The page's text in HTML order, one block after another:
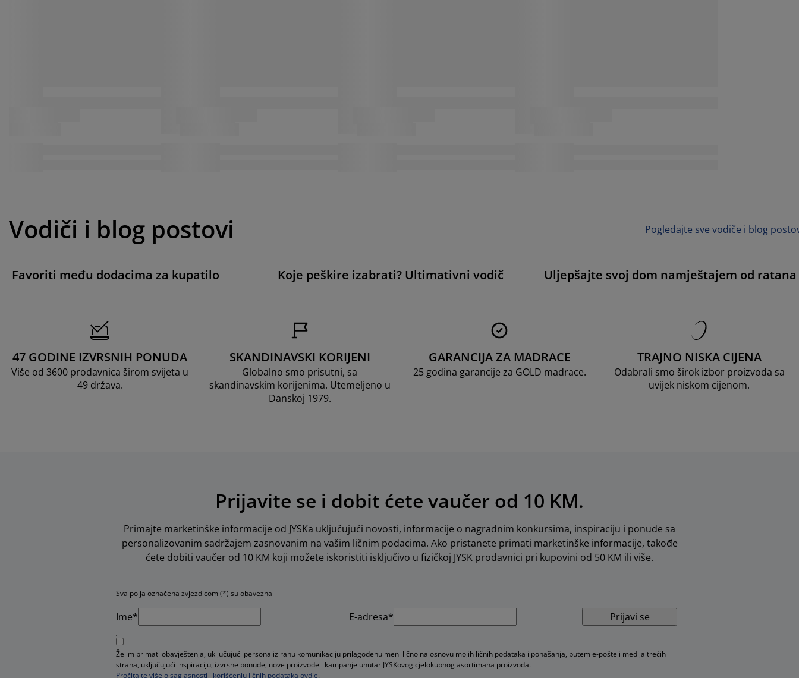
Vodiči i blog postovi Pogledajte sve vodiče i blog
Favoriti među dodacima za kupatilo Koje peškire izabrati? Ultimativni vodič Uljepšajte svoj dom namještajem od ratana
47 GODINE IZVRSNIH PONUDA
Više od 3600 prodavnica širom svijeta u
49 država.
SKANDINAVSKI KORIJENI
Globalno smo prisutni, sa
skandinavskim korijenima. Utemeljeno u
Danskoj 1979.
GARANCIJA ZA MADRACE
25 godina garancije za GOLD madrace.
TRAJNO NISKA CIJENA
Odabrali smo širok izbor proizvoda sa
uvijek niskom cijenom.
Prijavite se i dobit ćete vaučer od 10 KM.
Primajte marketinške informacije od JYSKa uključujući novosti, informacije o nagradnim konkursima, inspiraciju i ponude sa
personalizovanim sadržajem zasnovanim na vašim ličnim podacima. Ako pristanete primati marketinške informacije, takođe
ćete dobiti vaučer od 10 KM koji možete iskoristiti isključivo u fizičkoj JYSK prodavnici pri kupovini od 50 KM ili više.
Sva polja označena zvjezdicom (*) su obavezna
Ime* E-adresa* Prijavi se
Želim primati obavještenja, uključujući personaliziranu komunikaciju prilagođenu meni lično na osnovu mojih ličnih podataka i ponašanja, putem e-pošte i medija trećih
strana, uključujući inspiraciju, izvrsne ponude, nove proizvode i kampanje unutar JYSKovog cjelokupnog asortimana proizvoda.
Pročitajte više o saglasnosti i korišćenju ličnih podataka ovdje.